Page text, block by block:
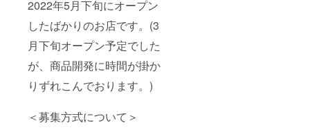
2022年5月下旬にオープン
したばかりのお店です。(3
月下旬オープン予定でした
が、商品開発に時間が掛か
りずれこんでおります。)
＜募集方式について＞